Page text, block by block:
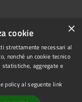
© 2026 • Comune di
• Powered by
•Accesso
×
cookie
strettamente necessari al
nonché un cookie tecnico
aggregate e
policy al seguente link